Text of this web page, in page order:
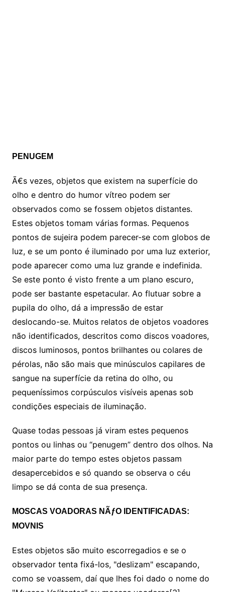
PENUGEM
Ã€s vezes, objetos que existem na superfície do
olho e dentro do humor vítreo podem ser
observados como se fossem objetos distantes.
Estes objetos tomam várias formas. Pequenos
pontos de sujeira podem parecer-se com globos de
luz, e se um ponto é iluminado por uma luz exterior,
pode aparecer como uma luz grande e indefinida.
Se este ponto é visto frente a um plano escuro,
pode ser bastante espetacular. Ao flutuar sobre a
pupila do olho, dá a impressão de estar
deslocando-se. Muitos relatos de objetos voadores
não identificados, descritos como discos voadores,
discos luminosos, pontos brilhantes ou colares de
pérolas, não são mais que minúsculos capilares de
sangue na superfície da retina do olho, ou
pequeníssimos corpúsculos visíveis apenas sob
condições especiais de iluminação.
Quase todas pessoas já viram estes pequenos
pontos ou linhas ou “penugem” dentro dos olhos. Na
maior parte do tempo estes objetos passam
desapercebidos e só quando se observa o céu
limpo se dá conta de sua presença.
MOSCAS VOADORAS NÃƒO IDENTIFICADAS:
MOVNIS
Estes objetos são muito escorregadios e se o
observador tenta fixá-los, "deslizam" escapando,
como se voassem, daí que lhes foi dado o nome do